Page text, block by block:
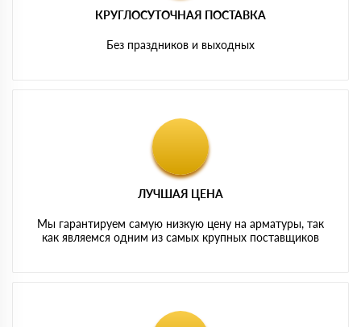
КРУГЛОСУТОЧНАЯ ПОСТАВКА
Без праздников и выходных
ЛУЧШАЯ ЦЕНА
Мы гарантируем самую низкую цену на арматуры, так
как являемся одним из самых крупных поставщиков